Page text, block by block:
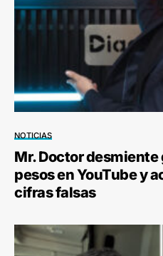
NOTICIAS
Mr. Doctor
pesos en YouTube y
cifras falsas